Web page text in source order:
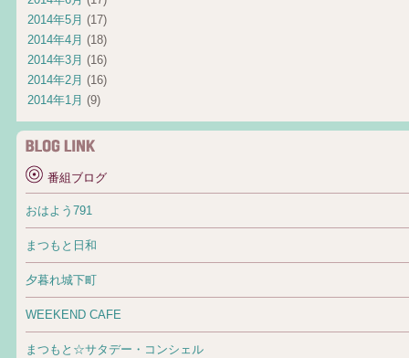
2014年5月 (17)
2014年4月 (18)
2014年3月 (16)
2014年2月 (16)
2014年1月 (9)
番組ブログ
おはよう791
まつもと日和
夕暮れ城下町
WEEKEND CAFE
まつもと☆サタデー・コンシェル